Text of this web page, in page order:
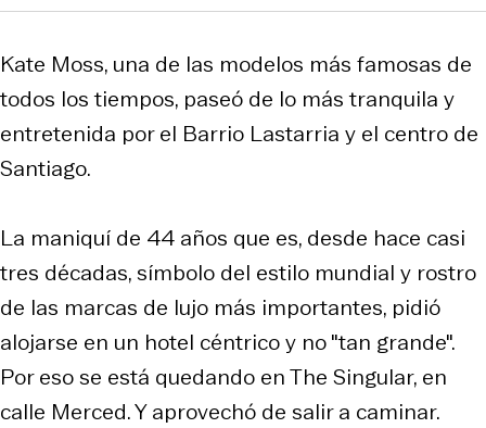
Kate Moss, una de las modelos más famosas de
todos los tiempos, paseó de lo más tranquila y
entretenida por el Barrio Lastarria y el centro de
Santiago.
La maniquí de 44 años que es, desde hace casi
tres décadas, símbolo del estilo mundial y rostro
de las marcas de lujo más importantes, pidió
alojarse en un hotel céntrico y no "tan grande".
Por eso se está quedando en The Singular, en
calle Merced. Y aprovechó de salir a caminar.